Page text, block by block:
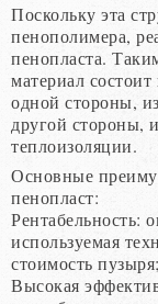
Поскольку эта
пенополимера,
пенопласта.
материал
одной стороны,
другой стороны,
теплоизоляции.
Основные
пенопласт:
Рентабельность:
используемая
стоимость пузыря;
Высокая